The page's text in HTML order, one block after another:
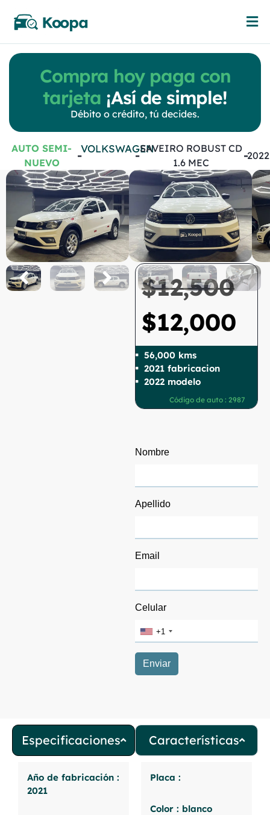
Compra hoy paga con
tarjeta ¡Así de simple!
Débito o crédito, tú decides.
AUTO SEMI-
NUEVO
-VOLKSWAGEN
-SAVEIRO ROBUST CD
1.6 MEC
-2022
Volkswagen
Saveiro ROBUST
CD 1.6 MEC
Manual
$12,500
$12,000
56,000 kms
2021 fabricacion
2022 modelo
Código de auto : 2987
Especificaciones
Año de fabricación :
2021
Características
Placa :
Color : blanco